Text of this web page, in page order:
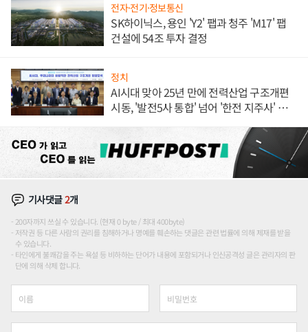
전자·전기·정보통신
SK하이닉스, 용인 'Y2' 팹과 청주 'M17' 팹
건설에 54조 투자 결정
정치
AI시대 맞아 25년 만에 전력산업 구조개편
시동, '발전5사 통합' 넘어 '한전 지주사' 재편
기사댓글2개
200자까지 쓰실 수 있습니다. (현재 0 byte / 최대 400byte)
저작권 등 다른 사람의 권리를 침해하거나 명예를 훼손하는 댓글은 관련 법률에 의해 제재를 받을
수 있습니다.
타인에게 불쾌감을 주는 욕설 등 비하하는 단어가 내용에 포함되거나 인신공격성 글은 관리자의 판
단에 의해 삭제 합니다.